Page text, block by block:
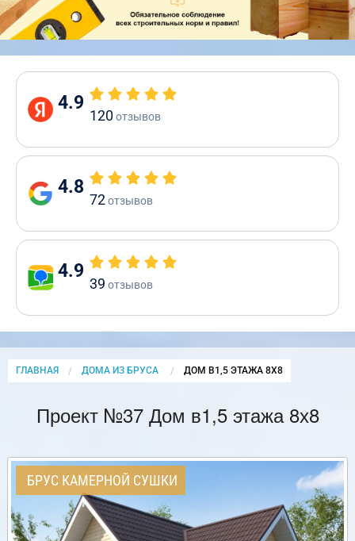
4.9
120отзывов
4.8
72отзывов
4.9
39 отзывов
ГЛАВНАЯ ДОМА ИЗ БРУСА CURRENT:
ДОМ В1,5 ЭТАЖА 8Х8
Проект №37 Дом в1,5 этажа 8х8
БРУС КАМЕРНОЙ СУШКИ